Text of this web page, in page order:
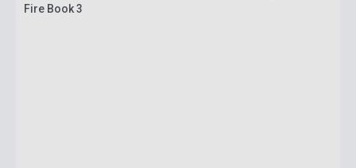
Fire Book 3